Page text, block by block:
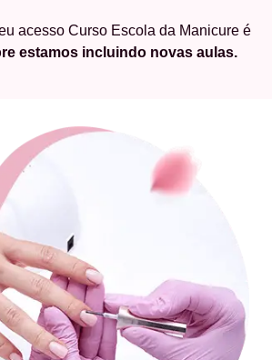
acesso Curso Escola da Manicure é
estamos incluindo novas aulas.